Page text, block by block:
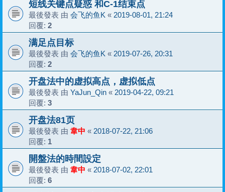
短线关键点疑惑 和C-1结束点
最後發表 由 会飞的鱼K « 2019-08-01, 21:24
回覆: 2
满足点目标
最後發表 由 会飞的鱼K « 2019-07-26, 20:31
回覆: 2
开盘法中的虚拟高点，虚拟低点
最後發表 由 YaJun_Qin « 2019-04-22, 09:21
回覆: 3
开盘法81页
最後發表 由 韋中 « 2018-07-22, 21:06
回覆: 1
開盤法的時間設定
最後發表 由 韋中 « 2018-07-02, 22:01
回覆: 6